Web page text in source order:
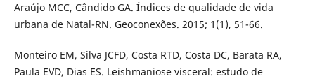
Araújo MCC, Cândido GA. Índices de qualidade de vida
urbana de Natal-RN. Geoconexões. 2015; 1(1), 51-66.
Monteiro EM, Silva JCFD, Costa RTD, Costa DC, Barata RA,
Paula EVD, Dias ES. Leishmaniose visceral: estudo de